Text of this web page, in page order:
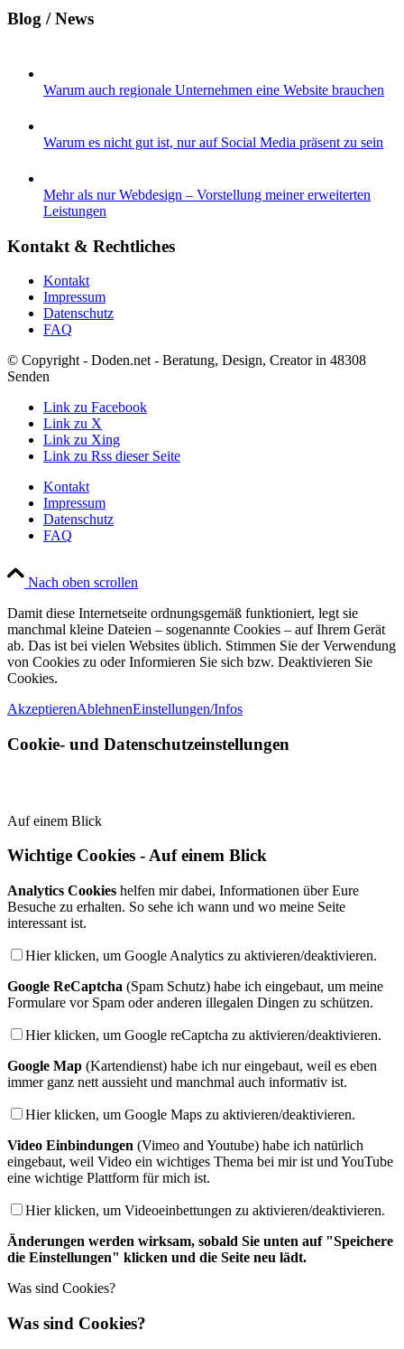
Blog / News
Warum auch regionale Unternehmen eine Website brauchen
Warum es nicht gut ist, nur auf Social Media präsent zu sein
Mehr als nur Webdesign – Vorstellung meiner erweiterten
Leistungen
Kontakt & Rechtliches
Kontakt
Impressum
Datenschutz
FAQ
© Copyright - Doden.net - Beratung, Design, Creator in 48308
Senden
Link zu Facebook
Link zu X
Link zu Xing
Link zu Rss dieser Seite
Kontakt
Impressum
Datenschutz
FAQ
Nach oben scrollen
Damit diese Internetseite ordnungsgemäß funktioniert, legt sie
manchmal kleine Dateien – sogenannte Cookies – auf Ihrem Gerät
ab. Das ist bei vielen Websites üblich. Stimmen Sie der Verwendung
von Cookies zu oder Informieren Sie sich bzw. Deaktivieren Sie
Cookies.
AkzeptierenAblehnenEinstellungen/Infos
Cookie- und Datenschutzeinstellungen
Auf einem Blick
Wichtige Cookies - Auf einem Blick
Analytics Cookies helfen mir dabei, Informationen über Eure
Besuche zu erhalten. So sehe ich wann und wo meine Seite
interessant ist.
Hier klicken, um Google Analytics zu aktivieren/deaktivieren.
Google ReCaptcha (Spam Schutz) habe ich eingebaut, um meine
Formulare vor Spam oder anderen illegalen Dingen zu schützen.
Hier klicken, um Google reCaptcha zu aktivieren/deaktivieren.
Google Map (Kartendienst) habe ich nur eingebaut, weil es eben
immer ganz nett aussieht und manchmal auch informativ ist.
Hier klicken, um Google Maps zu aktivieren/deaktivieren.
Video Einbindungen (Vimeo and Youtube) habe ich natürlich
eingebaut, weil Video ein wichtiges Thema bei mir ist und YouTube
eine wichtige Plattform für mich ist.
Hier klicken, um Videoeinbettungen zu aktivieren/deaktivieren.
Änderungen werden wirksam, sobald Sie unten auf "Speichere
die Einstellungen" klicken und die Seite neu lädt.
Was sind Cookies?
Was sind Cookies?